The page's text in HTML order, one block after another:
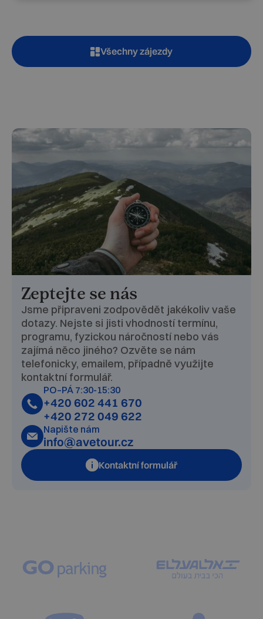
Všechny zájezdy
Zeptejte se nás
Jsme připraveni zodpovědět jakékoliv vaše
dotazy. Nejste si jisti vhodností termínu,
programu, fyzickou náročností nebo vás
zajímá něco jiného? Ozvěte se nám
telefonicky, emailem, případně využijte
kontaktní formulář.
PO–PÁ 7:30-15:30
+420 602 441 670
+420 272 049 622
Napište nám
info@avetour.cz
Kontaktní formulář